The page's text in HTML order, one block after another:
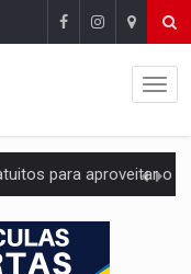
aproveitar o fim de semana
membro do CV com arma e drogas
com a APAE para ampliar ações